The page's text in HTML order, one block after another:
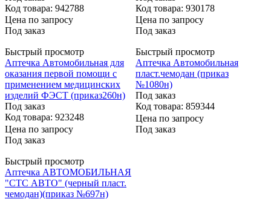
Код товара: 942788
Цена по запросу
Под заказ
Код товара: 930178
Цена по запросу
Под заказ
Быстрый просмотр
Аптечка Автомобильная для
оказания первой помощи с
применением медицинских
изделий ФЭСТ (приказ260н)
Под заказ
Код товара: 923248
Цена по запросу
Под заказ
Быстрый просмотр
Аптечка Автомобильная
пласт.чемодан (приказ
№1080н)
Под заказ
Код товара: 859344
Цена по запросу
Под заказ
Быстрый просмотр
Аптечка АВТОМОБИЛЬНАЯ
"СТС АВТО" (черный пласт.
чемодан)(приказ №697н)